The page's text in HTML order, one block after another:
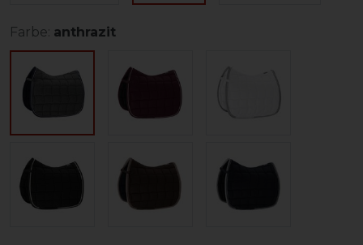
Farbe: anthrazit